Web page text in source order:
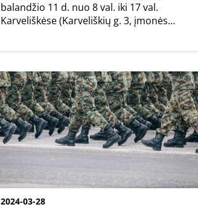
balandžio 11 d. nuo 8 val. iki 17 val.
Karveliškėse (Karveliškių g. 3, įmonės
2024-03-28